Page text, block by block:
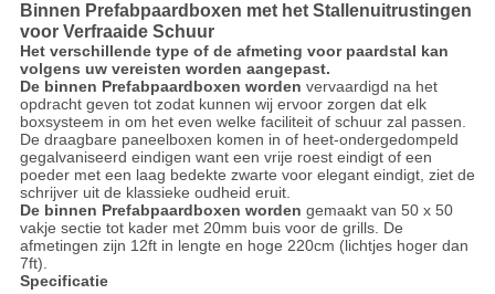
Binnen Prefabpaardboxen met het Stallenuitrustingen
voor Verfraaide Schuur
Het verschillende type of de afmeting voor paardstal kan
volgens uw vereisten worden aangepast.
De binnen Prefabpaardboxen worden vervaardigd na het
opdracht geven tot zodat kunnen wij ervoor zorgen dat elk
boxsysteem in om het even welke faciliteit of schuur zal passen.
De draagbare paneelboxen komen in of heet-ondergedompeld
gegalvaniseerd eindigen want een vrije roest eindigt of een
poeder met een laag bedekte zwarte voor elegant eindigt, ziet de
schrijver uit de klassieke oudheid eruit.
De binnen Prefabpaardboxen worden gemaakt van 50 x 50
vakje sectie tot kader met 20mm buis voor de grills. De
afmetingen zijn 12ft in lengte en hoge 220cm (lichtjes hoger dan
7ft).
Specificatie